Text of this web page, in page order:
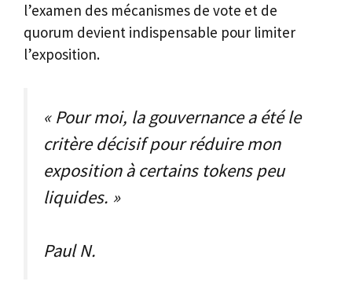
l’examen des mécanismes de vote et de
quorum devient indispensable pour limiter
l’exposition.
« Pour moi, la gouvernance a été le
critère décisif pour réduire mon
exposition à certains tokens peu
liquides. »
Paul N.